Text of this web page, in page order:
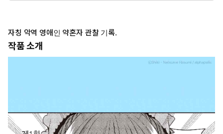
자칭 악역 영애인 약혼자 관찰 기록.
작품 소개